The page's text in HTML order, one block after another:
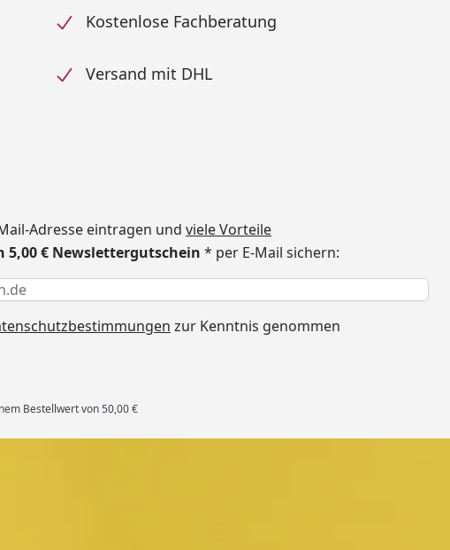
Kostenlose Fachberatung
Versand mit DHL
Adresse eintragen und viele Vorteile
5,00 € Newslettergutschein * per E-Mail sichern:
zur Kenntnis genommen
Bestellwert von 50,00 €